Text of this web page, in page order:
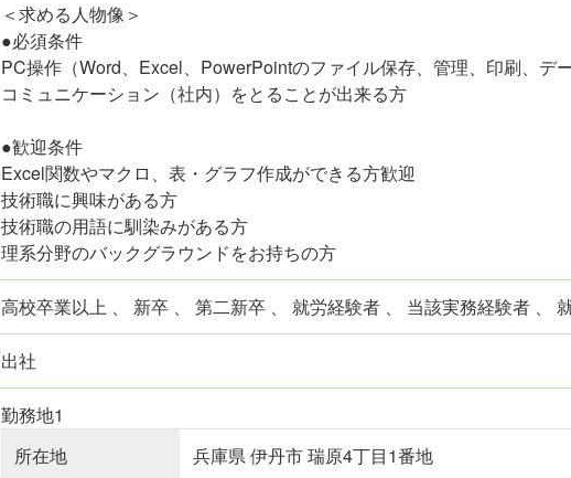
＜求める人物像＞
●必須条件
PC操作（Word、Excel、PowerPointのファイル保存、管理、印刷、デ
コミュニケーション（社内）をとることが出来る方
●歓迎条件
Excel関数やマクロ、表・グラフ作成ができる方歓迎
技術職に興味がある方
技術職の用語に馴染みがある方
理系分野のバックグラウンドをお持ちの方
高校卒業以上 、 新卒 、 第二新卒 、 就労経験者 、 当該実務経験者 、
出社
勤務地1
所在地
兵庫県 伊丹市 瑞原4丁目1番地